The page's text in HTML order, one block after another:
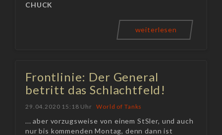
CHUCK
weiterlesen
Frontlinie: Der General
betritt das Schlachtfeld!
29.04.2020 15:18 Uhr World of Tanks
... aber vorzugsweise von einem StSler, und auch
nur bis kommenden Montag, denn dann ist